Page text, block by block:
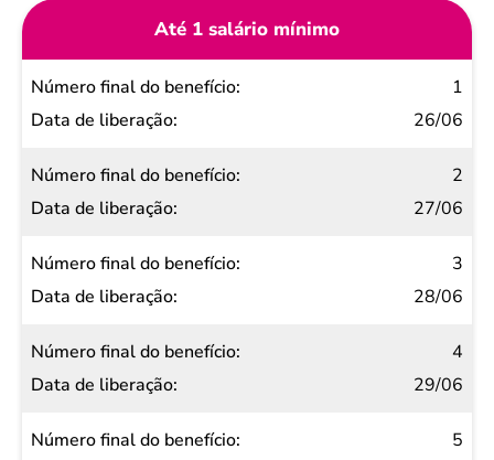
Até 1 salário mínimo
Número
final do
Data de
liberação
1
26/06
2
27/06
3
28/06
4
29/06
5